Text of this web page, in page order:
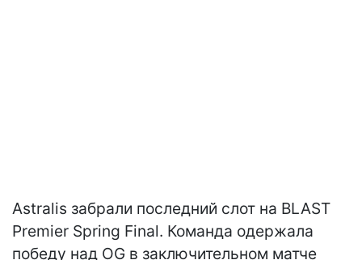
Astralis забрали последний слот на BLAST
Premier Spring Final. Команда одержала
победу над OG в заключительном матче